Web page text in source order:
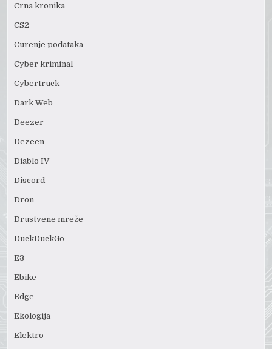
Crna kronika
CS2
Curenje podataka
Cyber kriminal
Cybertruck
Dark Web
Deezer
Dezeen
Diablo IV
Discord
Dron
Drustvene mreže
DuckDuckGo
E3
Ebike
Edge
Ekologija
Elektro